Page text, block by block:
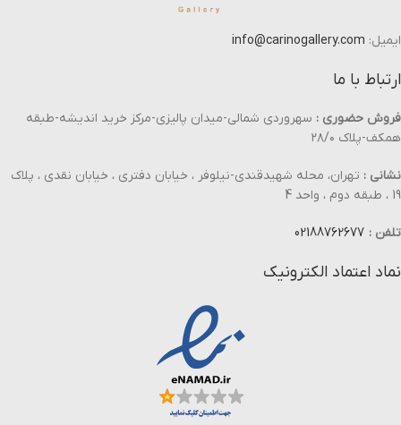
ایمیل: info@carinogallery.com
ارتباط با ما
فروش حضوری : سهروردی شمالی-میدان پالیزی-مرکز خرید اندیشه-طبقه
همکف-پلاک ۲۸/۰
نشانی : تهران، محله شهیدقندی-نیلوفر ، خیابان دفتری ، خیابان نقدی ، پلاک
19 ، طبقه دوم ، واحد 4
تلفن : 02188762677
نماد اعتماد الکترونیک